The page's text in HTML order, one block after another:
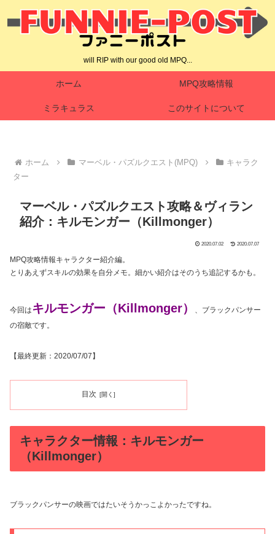
will RIP with our good old MPQ...
ホーム MPQ攻略情報
ミラキュラス このサイトについて
ホーム マーベル・パズルクエスト(MPQ)
キャラク
ター
マーベル・パズルクエスト攻略＆ヴィラン
紹介：キルモンガー（Killmonger）
2020.07.02 2020.07.07
MPQ攻略情報キャラクター紹介編。
とりあえずスキルの効果を自分メモ。細かい紹介はそのうち追記するかも。
今回は キルモンガー（Killmonger）
、ブラックパンサー
の宿敵です。
【最終更新：2020/07/07】
目次
キャラクター情報：キルモンガー
（Killmonger）
ブラックパンサーの映画ではたいそうかっこよかったですね。